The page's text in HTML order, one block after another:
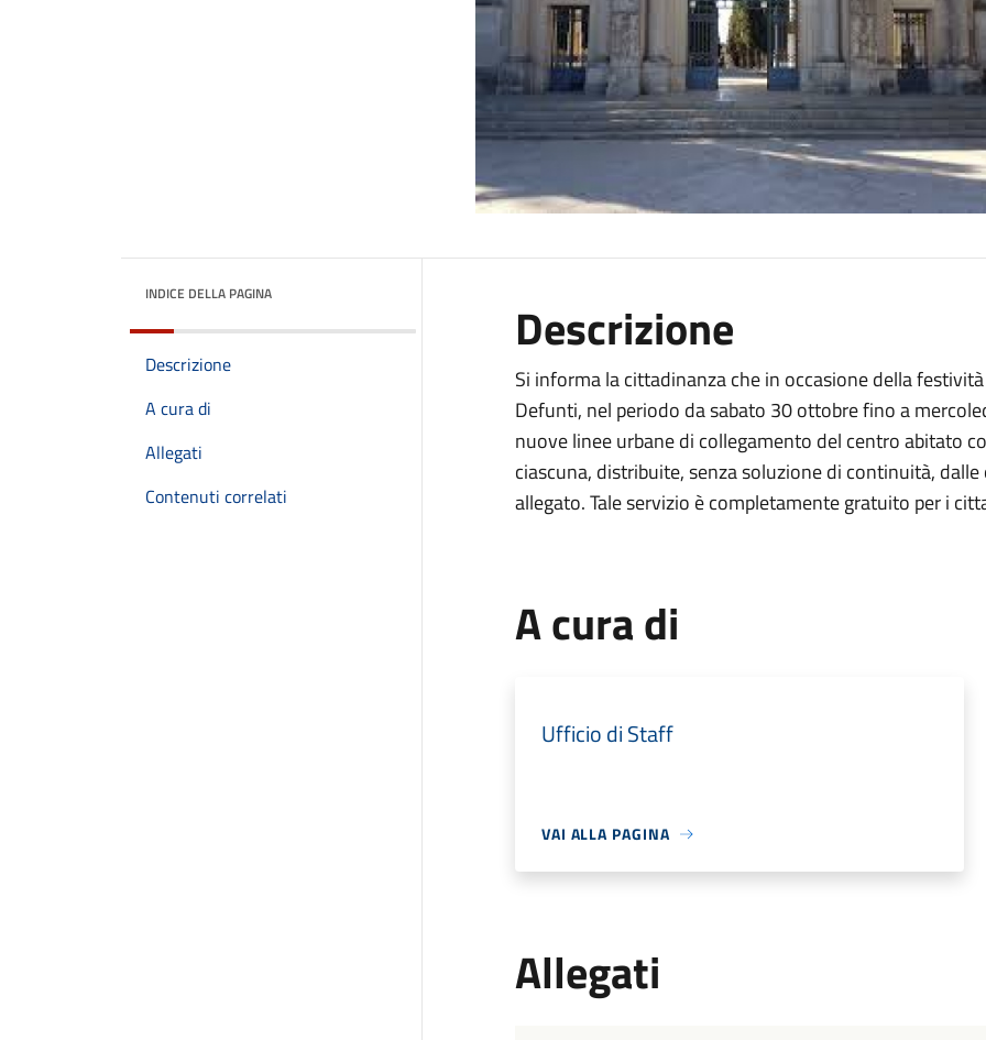
INDICE DELLA PAGINA
Descrizione
A cura di
Allegati
Contenuti correlati
Descrizione
Si informa la cittadinanza che in occasione della
Defunti, nel periodo da sabato 30 ottobre fino a
nuove linee urbane di collegamento del centro abitato
ciascuna, distribuite, senza soluzione di continuità,
allegato. Tale servizio è completamente gratuito per i
A cura di
Ufficio di Staff
VAI ALLA PAGINA
Allegati